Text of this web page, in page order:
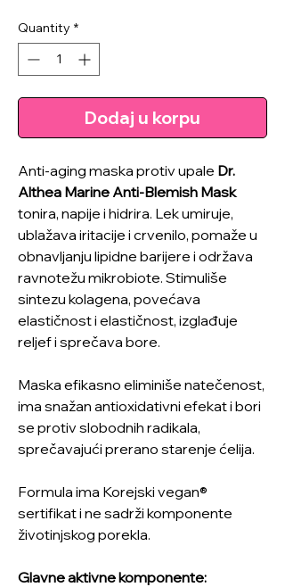
Quantity *
Dodaj u korpu
Anti-aging maska protiv upale Dr.
Althea Marine Anti-Blemish Mask
tonira, napije i hidrira. Lek umiruje,
ublažava iritacije i crvenilo, pomaže u
obnavljanju lipidne barijere i održava
ravnotežu mikrobiote. Stimuliše
sintezu kolagena, povećava
elastičnost i elastičnost, izglađuje
reljef i sprečava bore.
Maska efikasno eliminiše natečenost,
ima snažan antioxidativni efekat i bori
se protiv slobodnih radikala,
sprečavajući prerano starenje ćelija.
Formula ima Korejski vegan®
sertifikat i ne sadrži komponente
životinjskog porekla.
Glavne aktivne komponente: